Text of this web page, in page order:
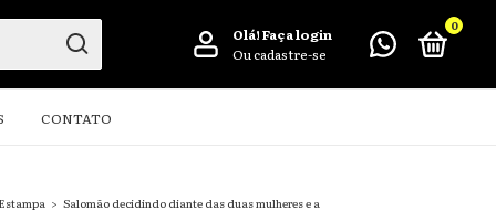
Olá!Faça login
Ou cadastre-se
0
CONTATO
> Salomão decidindo diante das duas mulheres e a